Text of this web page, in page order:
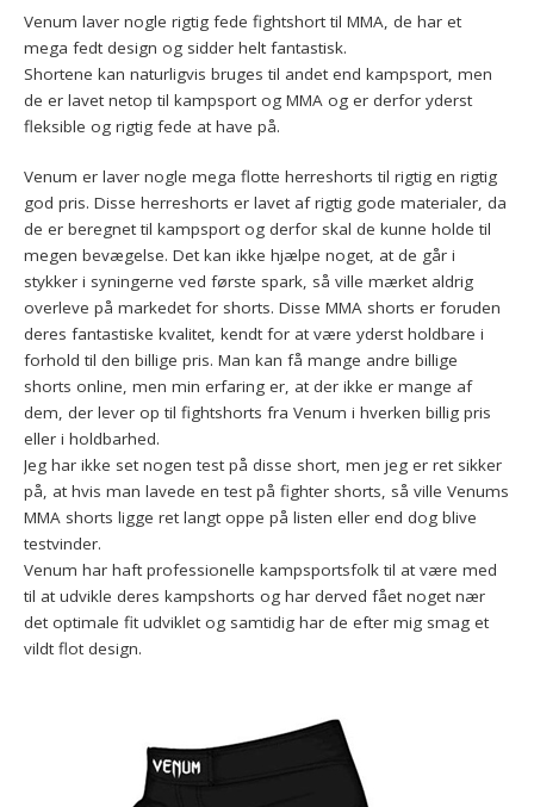
Venum laver nogle rigtig fede fightshort til MMA, de har et
mega fedt design og sidder helt fantastisk.
Shortene kan naturligvis bruges til andet end kampsport, men
de er lavet netop til kampsport og MMA og er derfor yderst
fleksible og rigtig fede at have på.
Venum er laver nogle mega flotte herreshorts til rigtig en rigtig
god pris. Disse herreshorts er lavet af rigtig gode materialer, da
de er beregnet til kampsport og derfor skal de kunne holde til
megen bevægelse. Det kan ikke hjælpe noget, at de går i
stykker i syningerne ved første spark, så ville mærket aldrig
overleve på markedet for shorts. Disse MMA shorts er foruden
deres fantastiske kvalitet, kendt for at være yderst holdbare i
forhold til den billige pris. Man kan få mange andre billige
shorts online, men min erfaring er, at der ikke er mange af
dem, der lever op til fightshorts fra Venum i hverken billig pris
eller i holdbarhed.
Jeg har ikke set nogen test på disse short, men jeg er ret sikker
på, at hvis man lavede en test på fighter shorts, så ville Venums
MMA shorts ligge ret langt oppe på listen eller end dog blive
testvinder.
Venum har haft professionelle kampsportsfolk til at være med
til at udvikle deres kampshorts og har derved fået noget nær
det optimale fit udviklet og samtidig har de efter mig smag et
vildt flot design.